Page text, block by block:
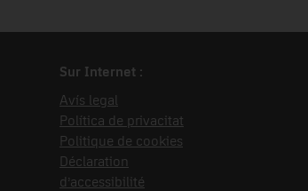
Sur Internet :
Avís legal
Política de privacitat
Politique de cookies
Déclaration
d’accessibilité